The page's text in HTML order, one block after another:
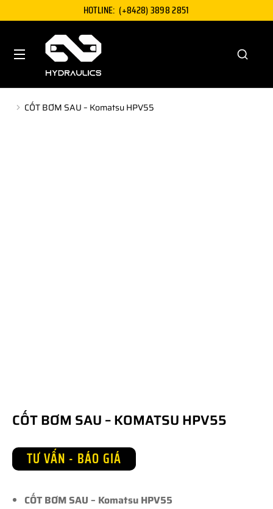
HOTLINE: (+8428) 3898 2851
You are here:
CỐT BƠM SAU – Komatsu HPV55
CỐT BƠM SAU – KOMATSU HPV55
TƯ VẤN - BÁO GIÁ
CỐT BƠM SAU – Komatsu HPV55